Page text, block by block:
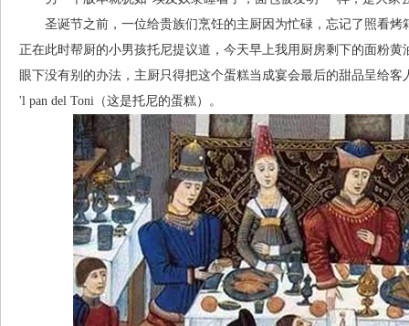
圣诞节之前，一位给贵族们烹饪的主厨因为忙碌，忘记了照看烤
正在此时帮厨的小男孩托尼提议道，今天早上我用厨房剩下的面粉
眼下没有别的办法，主厨只得把这个蛋糕当成宴会最后的甜品呈给
'l pan del Toni（这是托尼的蛋糕）。